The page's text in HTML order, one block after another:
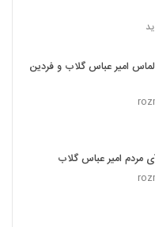
امیر عباس گلاب و فردین
مردم امیر عباس گلاب